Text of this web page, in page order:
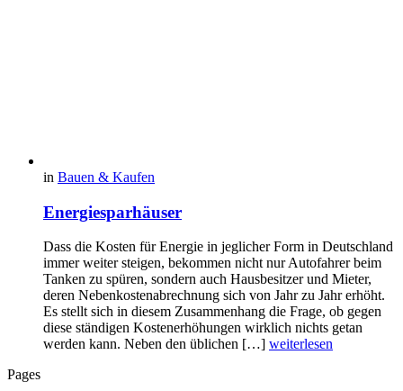
in Bauen & Kaufen
Energiesparhäuser
Dass die Kosten für Energie in jeglicher Form in Deutschland
immer weiter steigen, bekommen nicht nur Autofahrer beim
Tanken zu spüren, sondern auch Hausbesitzer und Mieter,
deren Nebenkostenabrechnung sich von Jahr zu Jahr erhöht.
Es stellt sich in diesem Zusammenhang die Frage, ob gegen
diese ständigen Kostenerhöhungen wirklich nichts getan
werden kann. Neben den üblichen […] weiterlesen
Pages